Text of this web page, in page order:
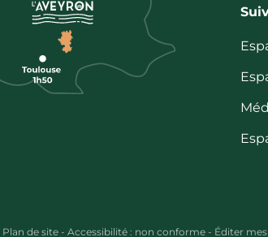
Plan de site - Accessibilité : non conforme - Éditer